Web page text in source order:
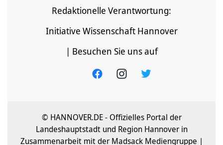
Redaktionelle Verantwortung:
Initiative Wissenschaft Hannover
| Besuchen Sie uns auf
© HANNOVER.DE - Offizielles Portal der
Landeshauptstadt und Region Hannover in
Zusammenarbeit mit der Madsack Mediengruppe |